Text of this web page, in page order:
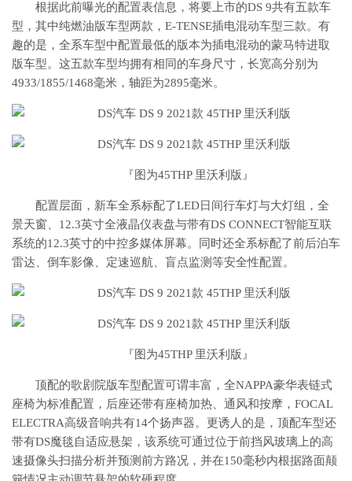
根据此前曝光的配置表信息，将要上市的DS 9共有五款车
型，其中纯燃油版车型两款，E-TENSE插电混动车型三款。有
趣的是，全系车型中配置最低的版本为插电混动的蒙马特进取
版车型。这五款车型均拥有相同的车身尺寸，长宽高分别为
4933/1855/1468毫米，轴距为2895毫米。
『图为45THP 里沃利版』
配置层面，新车全系标配了LED日间行车灯与大灯组，全
景天窗、12.3英寸全液晶仪表盘与带有DS CONNECT智能互联
系统的12.3英寸的中控多媒体屏幕。同时还全系标配了前后泊车
雷达、倒车影像、定速巡航、盲点监测等安全性配置。
『图为45THP 里沃利版』
顶配的歌剧院版车型配置可谓丰富，全NAPPA豪华表链式
座椅为标准配置，后座还带有座椅加热、通风和按摩，FOCAL
ELECTRA高级音响共有14个扬声器。更诱人的是，顶配车型还
带有DS魔毯自适应悬架，该系统可通过位于前挡风玻璃上的高
速摄像头扫描分析并预测前方路况，并在150毫秒内根据路面颠